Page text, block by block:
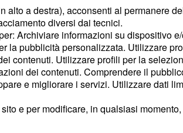
di
alto a destra), acconsenti al permanere
diversi dai tecnici.
Archiviare informazioni su dispositivo
la pubblicità personalizzata. Utilizzare
contenuti. Utilizzare profili per la
dei contenuti. Comprendere il
e migliorare i servizi. Utilizzare dati
e per modificare, in qualsiasi